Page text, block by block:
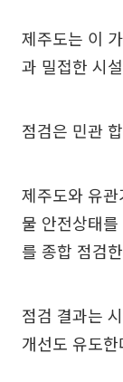
제주도는 이
과 밀접한 시
점검은 민관
제주도와 유
물 안전상태를
를 종합 점검
점검 결과는
개선도 유도한